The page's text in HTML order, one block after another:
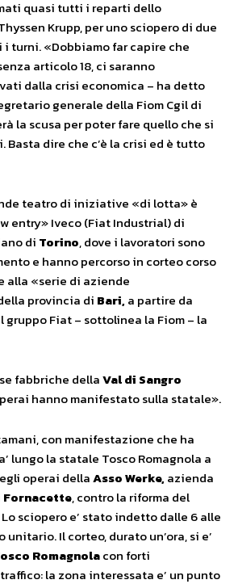
quasi tutti i reparti dello
Krupp, per uno sciopero di due
turni. «Dobbiamo far capire che
articolo 18, ci saranno
dalla crisi economica – ha detto
generale della Fiom Cgil di
la scusa per poter fare quello che si
dire che c’è la crisi ed è tutto
teatro di iniziative «di lotta» è
entry» Iveco (Fiat Industrial) di
di Torino, dove i lavoratori sono
e hanno percorso in corteo corso
alla «serie di aziende
provincia di Bari,a partire da
gruppo Fiat – sottolinea la Fiom – la
fabbriche dellaVal di Sangro
hanno manifestato sulla statale».
con manifestazione che ha
lungo la statale Tosco Romagnola a
operai dellaAsso Werke,azienda
Fornacette, contro la riforma del
sciopero e’ stato indetto dalle 6 alle
unitario. Il corteo, durato un’ora, si e’
Romagnolacon forti
la zona interessata e’ un punto